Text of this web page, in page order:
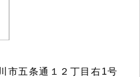
五条通１２丁目右1号